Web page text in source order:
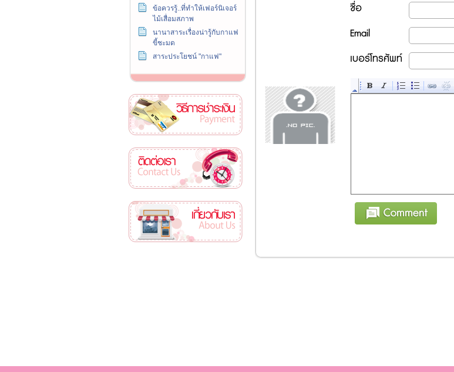
ข้อควรรู้..ที่ทำให้เฟอร์นิเจอร์
ไม้เสื่อมสภาพ
นานาสาระเรื่องน่ารู้กับกาแฟ
ขี้ชะมด
สาระประโยชน์ "กาแฟ"
ชื่อ
Email
เบอร์โทรศัพท์